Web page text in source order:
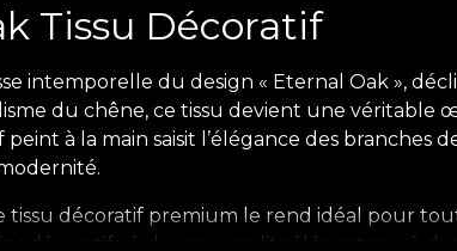
Tissu Décoratif
intemporelle du design « Eternal Oak »,
du chêne, ce tissu devient une
peint à la main saisit l’élégance des
tissu décoratif premium le rend idéal pour
décoratifs, à des couvre-lits élégants ou à